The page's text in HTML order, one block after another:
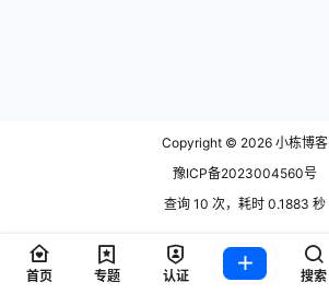
Copyright © 2026 小栋博客
豫ICP备2023004560号
查询 10 次，耗时 0.1883 秒
首页 专题 认证 搜索